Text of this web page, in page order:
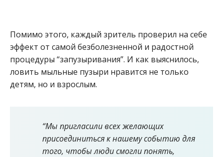
Помимо этого, каждый зритель проверил на себе
эффект от самой безболезненной и радостной
процедуры “запузыривания”. И как выяснилось,
ловить мыльные пузыри нравится не только
детям, но и взрослым.
“Мы пригласили всех желающих
присоединиться к нашему событию для
того, чтобы люди смогли понять,